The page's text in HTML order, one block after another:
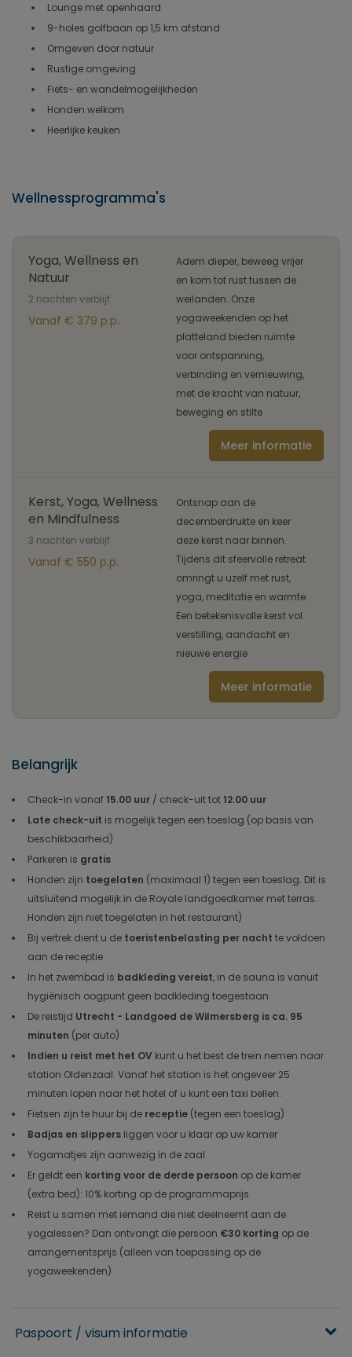
Lounge met openhaard
9-holes golfbaan op 1,5 km afstand
Omgeven door natuur
Rustige omgeving
Fiets- en wandelmogelijkheden
Honden welkom
Heerlijke keuken
Wellnessprogramma's
Yoga, Wellness en
Natuur
2 nachten verblijf
Vanaf € 379 p.p.
Adem dieper, beweeg vrijer
en kom tot rust tussen de
weilanden. Onze
yogaweekenden op het
platteland bieden ruimte
voor ontspanning,
verbinding en vernieuwing,
met de kracht van natuur,
beweging en stilte
Meer informatie
Kerst, Yoga, Wellness
en Mindfulness
3 nachten verblijf
Vanaf € 550 p.p.
Ontsnap aan de
decemberdrukte en keer
deze kerst naar binnen.
Tijdens dit sfeervolle retreat
omringt u uzelf met rust,
yoga, meditatie en warmte.
Een betekenisvolle kerst vol
verstilling, aandacht en
nieuwe energie
Meer informatie
Belangrijk
Check-in vanaf 15.00 uur / check-uit tot 12.00 uur
Late check-uit is mogelijk tegen een toeslag (op basis van
beschikbaarheid)
Parkeren is gratis
Honden zijn toegelaten (maximaal 1) tegen een toeslag. Dit is
uitsluitend mogelijk in de Royale landgoedkamer met terras.
Honden zijn niet toegelaten in het restaurant)
Bij vertrek dient u de toeristenbelasting per nacht te voldoen
aan de receptie
In het zwembad is badkleding vereist, in de sauna is vanuit
hygiënisch oogpunt geen badkleding toegestaan
De reistijd Utrecht - Landgoed de Wilmersberg is ca. 95
minuten (per auto)
Indien u reist met het OV kunt u het best de trein nemen naar
station Oldenzaal. Vanaf het station is het ongeveer 25
minuten lopen naar het hotel of u kunt een taxi bellen.
Fietsen zijn te huur bij de receptie (tegen een toeslag)
Badjas en slippers liggen voor u klaar op uw kamer
Yogamatjes zijn aanwezig in de zaal.
Er geldt een korting voor de derde persoon op de kamer
(extra bed): 10% korting op de programmaprijs.
Reist u samen met iemand die niet deelneemt aan de
yogalessen? Dan ontvangt die persoon €30 korting op de
arrangementsprijs (alleen van toepassing op de
yogaweekenden)
Paspoort / visum informatie